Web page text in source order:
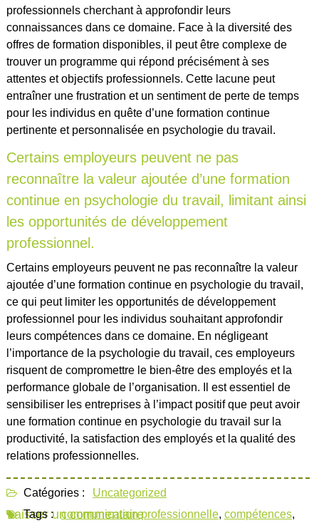
professionnels cherchant à approfondir leurs
connaissances dans ce domaine. Face à la diversité des
offres de formation disponibles, il peut être complexe de
trouver un programme qui répond précisément à ses
attentes et objectifs professionnels. Cette lacune peut
entraîner une frustration et un sentiment de perte de temps
pour les individus en quête d’une formation continue
pertinente et personnalisée en psychologie du travail.
Certains employeurs peuvent ne pas
reconnaître la valeur ajoutée d’une formation
continue en psychologie du travail, limitant ainsi
les opportunités de développement
professionnel.
Certains employeurs peuvent ne pas reconnaître la valeur
ajoutée d’une formation continue en psychologie du travail,
ce qui peut limiter les opportunités de développement
professionnel pour les individus souhaitant approfondir
leurs compétences dans ce domaine. En négligeant
l’importance de la psychologie du travail, ces employeurs
risquent de compromettre le bien-être des employés et la
performance globale de l’organisation. Il est essentiel de
sensibiliser les entreprises à l’impact positif que peut avoir
une formation continue en psychologie du travail sur la
productivité, la satisfaction des employés et la qualité des
relations professionnelles.
Catégories :
Uncategorized
Tags : communication professionnelle, compétences,
Laisser un commentaire